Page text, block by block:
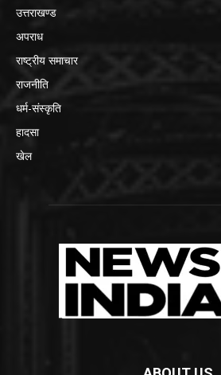
उत्तराखण्ड
अपराध
राष्ट्रीय समाचार
राजनीति
धर्म-संस्कृति
हादसा
खेल